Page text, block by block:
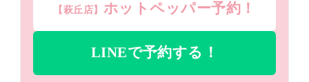
【萩丘店】 ホットペッパー予約！
LINEで予約する！